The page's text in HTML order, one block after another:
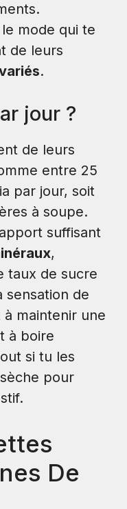
le mode qui te
de leurs
.
jour ?
de leurs
entre 25
par jour, soit
à soupe.
suffisant
,
taux de sucre
sensation de
maintenir une
à boire
si tu les
pour
De